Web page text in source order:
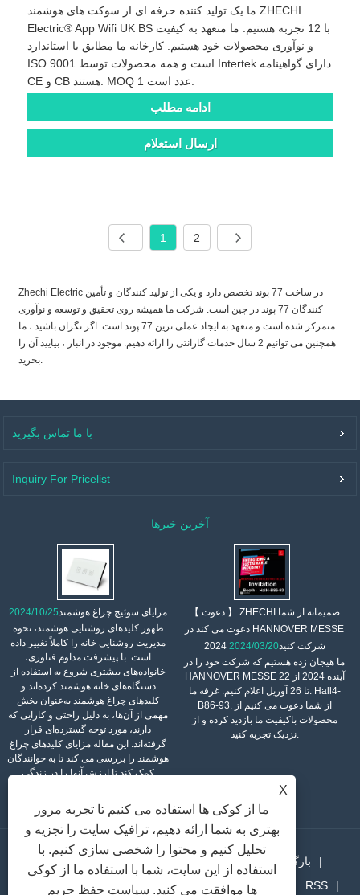
ما یک تولید کننده حرفه ای از سوکت های هوشمند ZHECHI
Electric® App Wifi UK BS با 12 تجربه هستیم. ما متعهد به کیفیت
و نوآوری محصولات خود هستیم. کارخانه ما مطابق با استاندارد
ISO 9001 است و همه محصولات توسط Intertek دارای گواهینامه
ادامه مطلب
ارسال استعلام
1 2
Zhechi Electric در ساخت 77 پوند تخصص دارد و یکی از تولید کنندگان و تأمین
کنندگان 77 پوند در چین است. شرکت ما همیشه روی تحقیق و توسعه و نوآوری
متمرکز شده است و متعهد به ایجاد عملی ترین 77 پوند است. اگر نگران باشید ، ما
همچنین می توانیم 2 سال خدمات گارانتی را ارائه دهیم. موجود در انبار ، بیایید آن را
بخرید.
با ما تماس بگیرید
Inquiry For Pricelist
آخرین خبرها
مزایای سوئیچ چراغ هوشمند2024/10/25
ظهور کلیدهای روشنایی هوشمند، نحوه
مدیریت روشنایی خانه را کاملاً تغییر داده
است. با پیشرفت مداوم فناوری،
خانواده‌های بیشتری شروع به استفاده از
دستگاه‌های خانه هوشمند کرده‌اند و
کلیدهای چراغ هوشمند به‌عنوان بخش
مهمی از آن‌ها، به دلیل راحتی و کارایی که
دارند، مورد توجه گسترده‌ای قرار
گرفته‌اند. این مقاله مزایای کلیدهای چراغ
هوشمند را بررسی می کند تا به خوانندگان
کمک کند تا ارزش آنها را در زندگی
【 دعوت 】 ZHECHI صمیمانه از شما
دعوت می کند در HANNOVER MESSE
2024 شرکت کنید2024/03/20
ما هیجان زده هستیم که شرکت خود را در
HANNOVER MESSE آینده 2024 از 22
تا 26 آوریل اعلام کنیم. غرفه ما: Hall4-
B86-93. از شما دعوت می کنیم از
محصولات باکیفیت ما بازدید کرده و از
نزدیک تجربه کنید.
خانه درباره ما محصولات خبر
بارگیری کردن
ارسال استعلام
تماس با ما پیوندها Sitemap RSS
X
ما از کوکی ها استفاده می کنیم تا تجربه مرور
بهتری به شما ارائه دهیم، ترافیک سایت را تجزیه و
تحلیل کنیم و محتوا را شخصی سازی کنیم. با
استفاده از این سایت، شما با استفاده ما از کوکی
ها موافقت می کنید. سیاست حفظ حریم